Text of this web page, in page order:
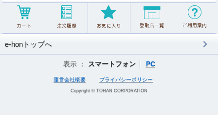
e-honトップへ
表示 ： スマートフォン PC
運営会社概要 プライバシーポリシー
Copyright © TOHAN CORPORATION